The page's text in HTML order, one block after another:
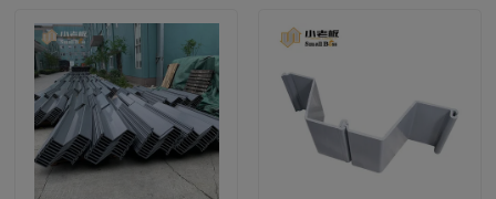
Richieda una citazione
Medi filtranti MBBR
Bio- media di MBBR